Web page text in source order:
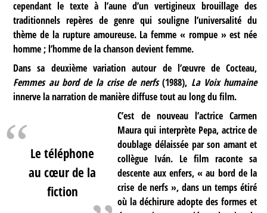
cependant le texte à l’aune d’un vertigineux brouillage des
traditionnels repères de genre qui souligne l’universalité du
thème de la rupture amoureuse. La femme « rompue » est née
homme ; l’homme de la chanson devient femme.
Dans sa deuxième variation autour de l’œuvre de Cocteau,
Femmes au bord de la crise de nerfs(1988), La Voix humaine
innerve la narration de manière diffuse tout au long du film.
Le téléphone
au cœur de la
fiction
C’est de nouveau l’actrice Carmen
Maura qui interprète Pepa, actrice de
doublage délaissée par son amant et
collègue Iván. Le film raconte sa
descente aux enfers, « au bord de la
crise de nerfs », dans un temps étiré
où la déchirure adopte des formes et